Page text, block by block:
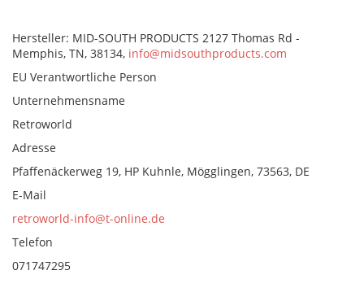
Hersteller: MID-SOUTH PRODUCTS 2127 Thomas Rd -
Memphis, TN, 38134, info@midsouthproducts.com
EU Verantwortliche Person
Unternehmensname
Retroworld
Adresse
Pfaffenäckerweg 19, HP Kuhnle, Mögglingen, 73563, DE
E-Mail
retroworld-info@t-online.de
Telefon
071747295